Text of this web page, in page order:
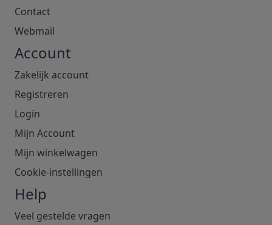
Contact
Webmail
Account
Zakelijk account
Registreren
Login
Mijn Account
Mijn winkelwagen
Cookie-instellingen
Help
Veel gestelde vragen